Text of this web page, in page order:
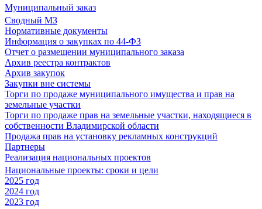
Муниципальный заказ
Сводный МЗ
Нормативные документы
Информация о закупках по 44-ФЗ
Отчет о размещении муниципального заказа
Архив реестра контрактов
Архив закупок
Закупки вне системы
Торги по продаже муниципального имущества и прав на
земельные участки
Торги по продаже прав на земельные участки, находящиеся в
собственности Владимирской области
Продажа прав на установку рекламных конструкций
Партнеры
Реализация национальных проектов
Национальные проекты: сроки и цели
2025 год
2024 год
2023 год